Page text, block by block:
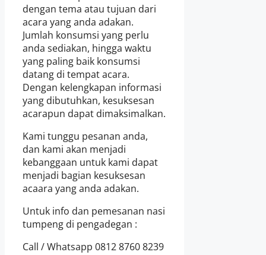
dengan tema atau tujuan dari
acara yang anda adakan.
Jumlah konsumsi yang perlu
anda sediakan, hingga waktu
yang paling baik konsumsi
datang di tempat acara.
Dengan kelengkapan informasi
yang dibutuhkan, kesuksesan
acarapun dapat dimaksimalkan.
Kami tunggu pesanan anda,
dan kami akan menjadi
kebanggaan untuk kami dapat
menjadi bagian kesuksesan
acaara yang anda adakan.
Untuk info dan pemesanan nasi
tumpeng di pengadegan :
Call / Whatsapp 0812 8760 8239